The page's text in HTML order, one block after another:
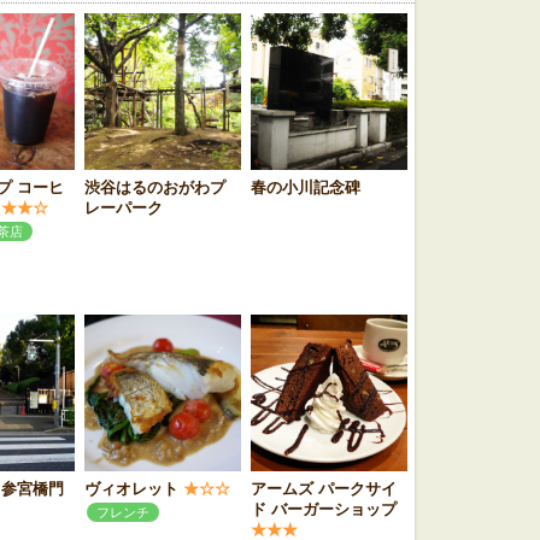
コーヒ
★★☆
店
渋谷はるのおがわプ
レーパーク
春の小川記念碑
宮橋門 ヴィオレット ★☆☆
フレンチ
アームズ パークサイ
ド バーガーショップ
★★★